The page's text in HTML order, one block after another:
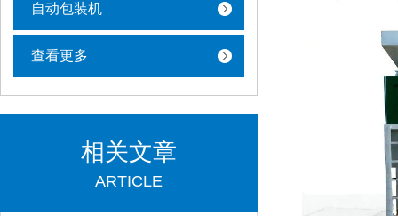
自动包装机
查看更多
相关文章
ARTICLE